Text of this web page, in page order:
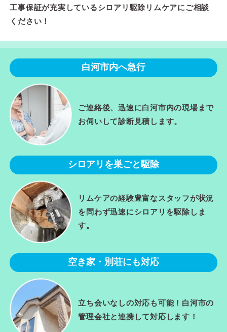
工事保証が充実しているシロアリ駆除リムケアにご相談
ください！
白河市内へ急行
ご連絡後、迅速に白河市内の現場まで
お伺いして診断見積します。
シロアリを巣ごと駆除
リムケアの経験豊富なスタッフが状況
を問わず迅速にシロアリを駆除しま
す。
空き家・別荘にも対応
立ち会いなしの対応も可能！白河市の
管理会社と連携して対応します！